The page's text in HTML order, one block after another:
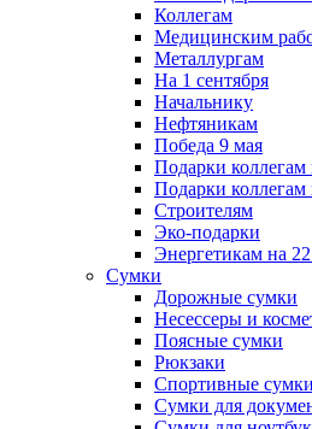
Коллегам
Медицинским
Металлургам
На 1 сентября
Начальнику
Нефтяникам
Победа 9 мая
Подарки коллегам
Подарки коллегам
Строителям
Эко-подарки
Энергетикам на
Сумки
Дорожные сумки
Несессеры и
Поясные сумки
Рюкзаки
Спортивные сумки
Сумки для